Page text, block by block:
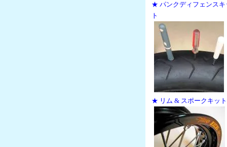
★ パンクディフェンスキ
ト
★ リム & スポークキット